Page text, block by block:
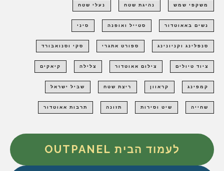
משקפי שמש נהיגת שטח נעלי שטח
נשים באאוטדור סטייל ואופנה סיני
סנפלינג וקניונינג ספורט אתגרי סקי וסנואבורד
ציוד טיולים צילום אאוטדור צלילה קיאקים
קמפינג קראוון ריצת שטח שביל ישראל
שחייה שיט וסירות תזונה תרבות אאוטדור
לעמוד הבית OUTPANEL